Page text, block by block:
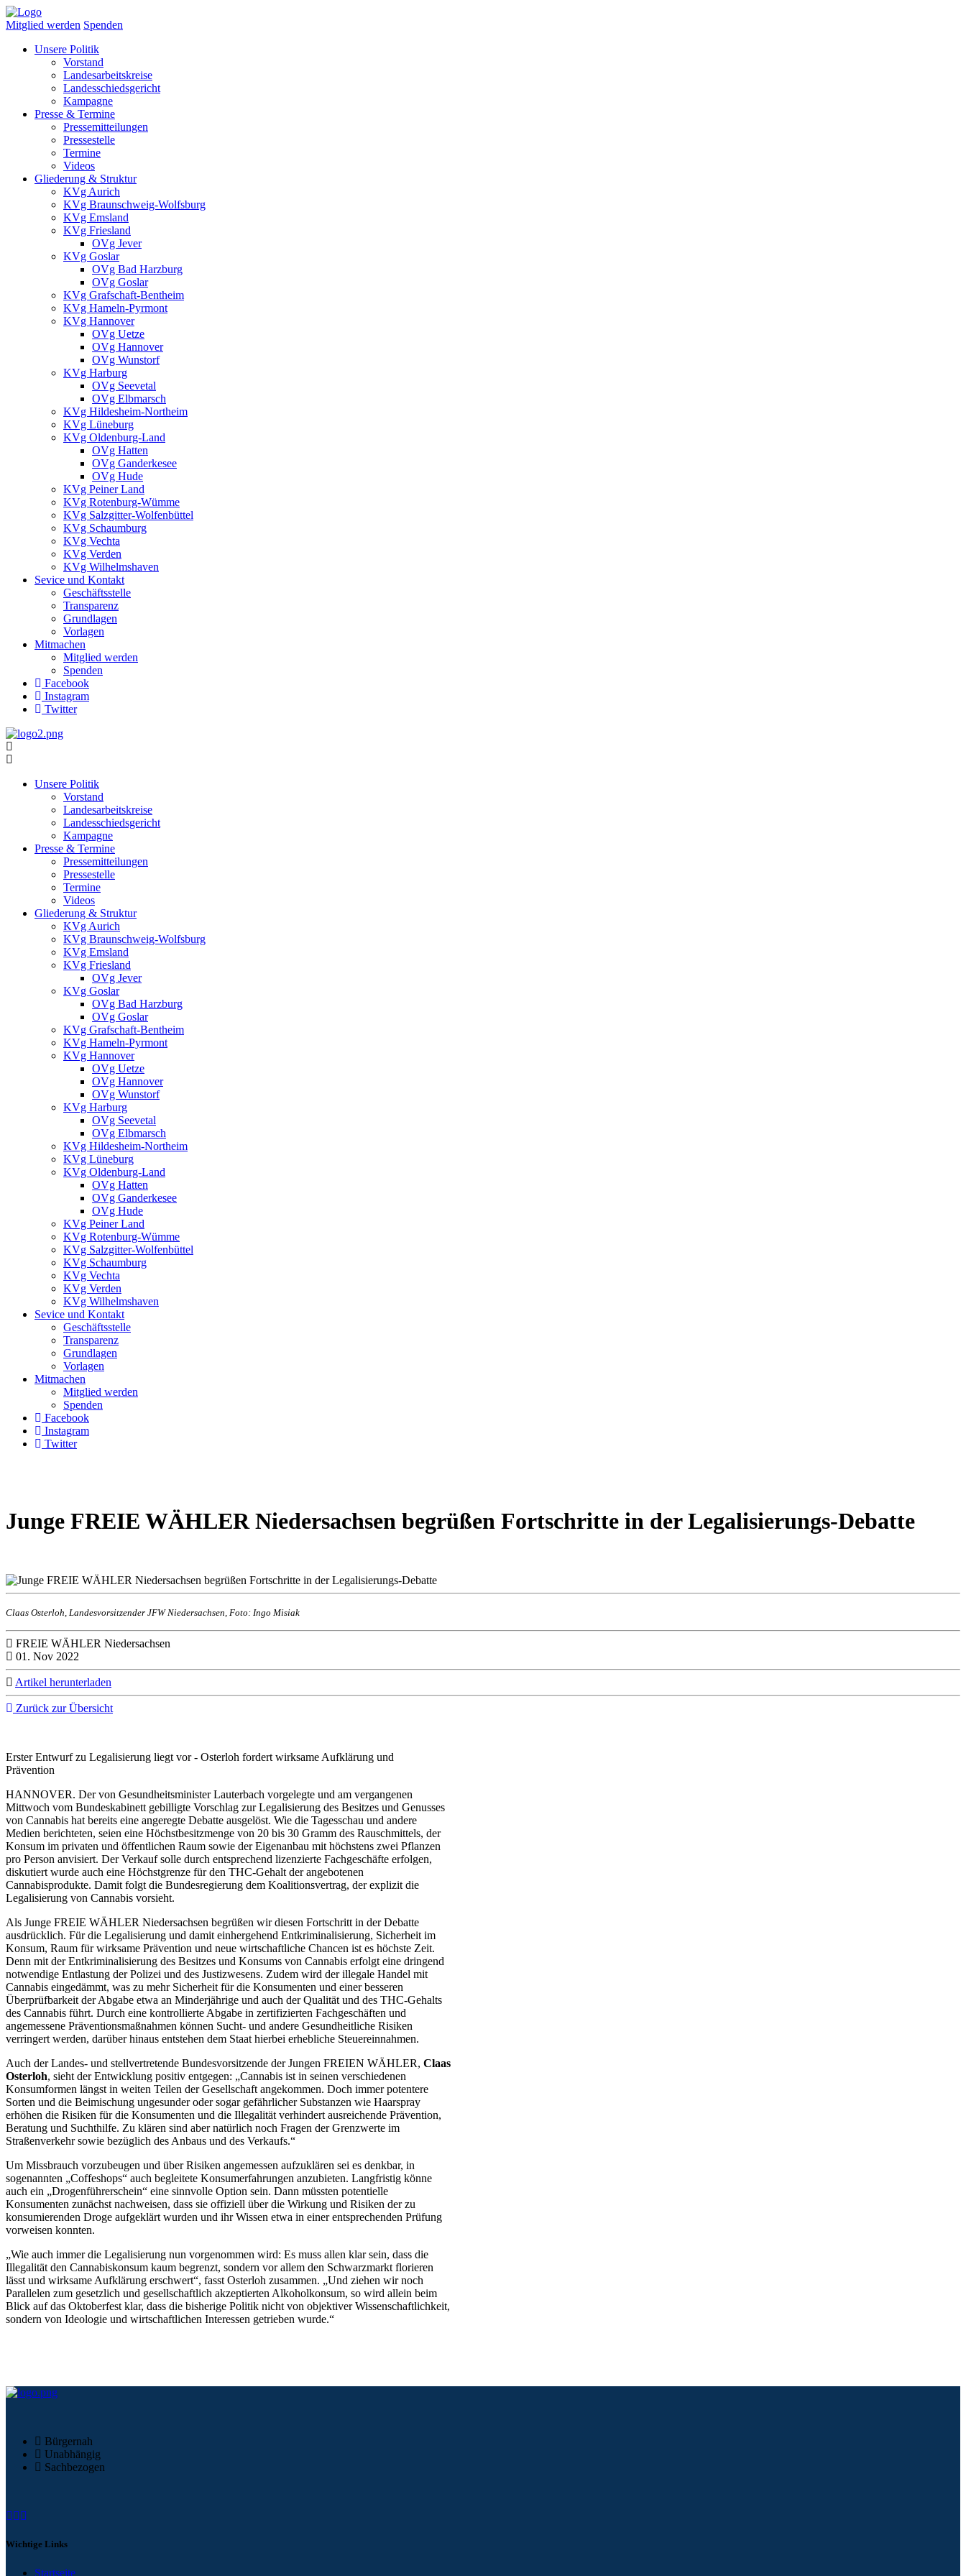
Mitglied werden Spenden
Unsere Politik
Vorstand
Landesarbeitskreise
Landesschiedsgericht
Kampagne
Presse & Termine
Pressemitteilungen
Pressestelle
Termine
Videos
Gliederung & Struktur
KVg Aurich
KVg Braunschweig-Wolfsburg
KVg Emsland
KVg Friesland
OVg Jever
KVg Goslar
OVg Bad Harzburg
OVg Goslar
KVg Grafschaft-Bentheim
KVg Hameln-Pyrmont
KVg Hannover
OVg Uetze
OVg Hannover
OVg Wunstorf
KVg Harburg
OVg Seevetal
OVg Elbmarsch
KVg Hildesheim-Northeim
KVg Lüneburg
KVg Oldenburg-Land
OVg Hatten
OVg Ganderkesee
OVg Hude
KVg Peiner Land
KVg Rotenburg-Wümme
KVg Salzgitter-Wolfenbüttel
KVg Schaumburg
KVg Vechta
KVg Verden
KVg Wilhelmshaven
Sevice und Kontakt
Geschäftsstelle
Transparenz
Grundlagen
Vorlagen
Mitmachen
Mitglied werden
Spenden
Facebook
Instagram
Twitter
Unsere Politik
Vorstand
Landesarbeitskreise
Landesschiedsgericht
Kampagne
Presse & Termine
Pressemitteilungen
Pressestelle
Termine
Videos
Gliederung & Struktur
KVg Aurich
KVg Braunschweig-Wolfsburg
KVg Emsland
KVg Friesland
OVg Jever
KVg Goslar
OVg Bad Harzburg
OVg Goslar
KVg Grafschaft-Bentheim
KVg Hameln-Pyrmont
KVg Hannover
OVg Uetze
OVg Hannover
OVg Wunstorf
KVg Harburg
OVg Seevetal
OVg Elbmarsch
KVg Hildesheim-Northeim
KVg Lüneburg
KVg Oldenburg-Land
OVg Hatten
OVg Ganderkesee
OVg Hude
KVg Peiner Land
KVg Rotenburg-Wümme
KVg Salzgitter-Wolfenbüttel
KVg Schaumburg
KVg Vechta
KVg Verden
KVg Wilhelmshaven
Sevice und Kontakt
Geschäftsstelle
Transparenz
Grundlagen
Vorlagen
Mitmachen
Mitglied werden
Spenden
Facebook
Instagram
Twitter
Junge FREIE WÄHLER Niedersachsen begrüßen Fortschritte in der Legalisierungs-Debatte
Claas Osterloh, Landesvorsitzender JFW Niedersachsen, Foto: Ingo Misiak
FREIE WÄHLER Niedersachsen
01. Nov 2022
Artikel herunterladen
Zurück zur Übersicht
Erster Entwurf zu Legalisierung liegt vor - Osterloh fordert wirksame Aufklärung und
Prävention
HANNOVER. Der von Gesundheitsminister Lauterbach vorgelegte und am vergangenen
Mittwoch vom Bundeskabinett gebilligte Vorschlag zur Legalisierung des Besitzes und Genusses
von Cannabis hat bereits eine angeregte Debatte ausgelöst. Wie die Tagesschau und andere
Medien berichteten, seien eine Höchstbesitzmenge von 20 bis 30 Gramm des Rauschmittels, der
Konsum im privaten und öffentlichen Raum sowie der Eigenanbau mit höchstens zwei Pflanzen
pro Person anvisiert. Der Verkauf solle durch entsprechend lizenzierte Fachgeschäfte erfolgen,
diskutiert wurde auch eine Höchstgrenze für den THC-Gehalt der angebotenen
Cannabisprodukte. Damit folgt die Bundesregierung dem Koalitionsvertrag, der explizit die
Legalisierung von Cannabis vorsieht.
Als Junge FREIE WÄHLER Niedersachsen begrüßen wir diesen Fortschritt in der Debatte
ausdrücklich. Für die Legalisierung und damit einhergehend Entkriminalisierung, Sicherheit im
Konsum, Raum für wirksame Prävention und neue wirtschaftliche Chancen ist es höchste Zeit.
Denn mit der Entkriminalisierung des Besitzes und Konsums von Cannabis erfolgt eine dringend
notwendige Entlastung der Polizei und des Justizwesens. Zudem wird der illegale Handel mit
Cannabis eingedämmt, was zu mehr Sicherheit für die Konsumenten und einer besseren
Überprüfbarkeit der Abgabe etwa an Minderjährige und auch der Qualität und des THC-Gehalts
des Cannabis führt. Durch eine kontrollierte Abgabe in zertifizierten Fachgeschäften und
angemessene Präventionsmaßnahmen können Sucht- und andere Gesundheitliche Risiken
verringert werden, darüber hinaus entstehen dem Staat hierbei erhebliche Steuereinnahmen.
Auch der Landes- und stellvertretende Bundesvorsitzende der Jungen FREIEN WÄHLER, Claas
Osterloh, sieht der Entwicklung positiv entgegen: „Cannabis ist in seinen verschiedenen
Konsumformen längst in weiten Teilen der Gesellschaft angekommen. Doch immer potentere
Sorten und die Beimischung ungesunder oder sogar gefährlicher Substanzen wie Haarspray
erhöhen die Risiken für die Konsumenten und die Illegalität verhindert ausreichende Prävention,
Beratung und Suchthilfe. Zu klären sind aber natürlich noch Fragen der Grenzwerte im
Straßenverkehr sowie bezüglich des Anbaus und des Verkaufs.“
Um Missbrauch vorzubeugen und über Risiken angemessen aufzuklären sei es denkbar, in
sogenannten „Coffeshops“ auch begleitete Konsumerfahrungen anzubieten. Langfristig könne
auch ein „Drogenführerschein“ eine sinnvolle Option sein. Dann müssten potentielle
Konsumenten zunächst nachweisen, dass sie offiziell über die Wirkung und Risiken der zu
konsumierenden Droge aufgeklärt wurden und ihr Wissen etwa in einer entsprechenden Prüfung
vorweisen konnten.
„Wie auch immer die Legalisierung nun vorgenommen wird: Es muss allen klar sein, dass die
Illegalität den Cannabiskonsum kaum begrenzt, sondern vor allem den Schwarzmarkt florieren
lässt und wirksame Aufklärung erschwert“, fasst Osterloh zusammen. „Und ziehen wir noch
Parallelen zum gesetzlich und gesellschaftlich akzeptierten Alkoholkonsum, so wird allein beim
Blick auf das Oktoberfest klar, dass die bisherige Politik nicht von objektiver Wissenschaftlichkeit,
sondern von Ideologie und wirtschaftlichen Interessen getrieben wurde.“
Bürgernah
Unabhängig
Sachbezogen
Wichtige Links
Startseite